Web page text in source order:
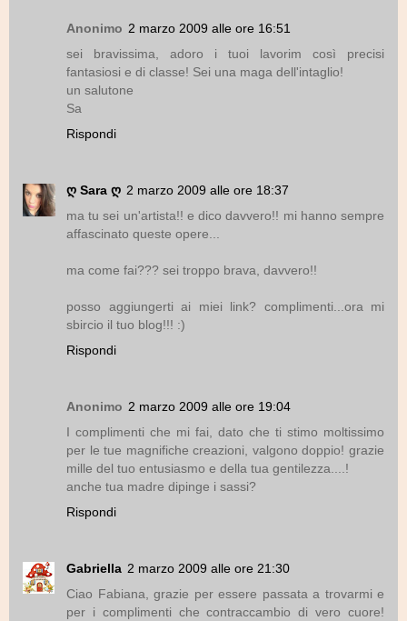
Anonimo 2 marzo 2009 alle ore 16:51
sei bravissima, adoro i tuoi lavorim così precisi
fantasiosi e di classe! Sei una maga dell'intaglio!
un salutone
Sa
Rispondi
ღ Sara ღ 2 marzo 2009 alle ore 18:37
ma tu sei un'artista!! e dico davvero!! mi hanno sempre
affascinato queste opere...
ma come fai??? sei troppo brava, davvero!!
posso aggiungerti ai miei link? complimenti...ora mi
sbircio il tuo blog!!! :)
Rispondi
Anonimo 2 marzo 2009 alle ore 19:04
I complimenti che mi fai, dato che ti stimo moltissimo
per le tue magnifiche creazioni, valgono doppio! grazie
mille del tuo entusiasmo e della tua gentilezza....!
anche tua madre dipinge i sassi?
Rispondi
Gabriella 2 marzo 2009 alle ore 21:30
Ciao Fabiana, grazie per essere passata a trovarmi e
per i complimenti che contraccambio di vero cuore!